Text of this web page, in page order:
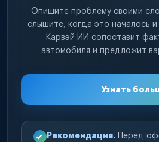
Опишите проблему своими
слышите, когда это началось
Карвэй ИИ сопоставит
автомобиля и предложит
Узнать
Рекомендация. Перед